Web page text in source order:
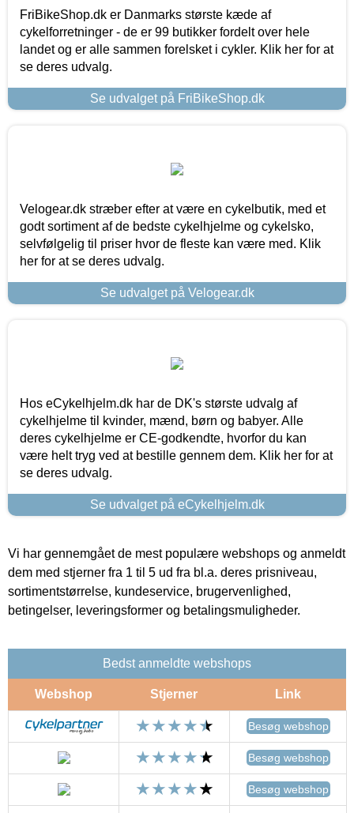
FriBikeShop.dk er Danmarks største kæde af
cykelforretninger - de er 99 butikker fordelt over hele
landet og er alle sammen forelsket i cykler. Klik her for at
se deres udvalg.
Se udvalget på FriBikeShop.dk
Velogear.dk stræber efter at være en cykelbutik, med et
godt sortiment af de bedste cykelhjelme og cykelsko,
selvfølgelig til priser hvor de fleste kan være med. Klik
her for at se deres udvalg.
Se udvalget på Velogear.dk
Hos eCykelhjelm.dk har de DK's største udvalg af
cykelhjelme til kvinder, mænd, børn og babyer. Alle
deres cykelhjelme er CE-godkendte, hvorfor du kan
være helt tryg ved at bestille gennem dem. Klik her for at
se deres udvalg.
Se udvalget på eCykelhjelm.dk
Vi har gennemgået de mest populære webshops og anmeldt
dem med stjerner fra 1 til 5 ud fra bl.a. deres prisniveau,
sortimentstørrelse, kundeservice, brugervenlighed,
betingelser, leveringsformer og betalingsmuligheder.
Bedst anmeldte webshops
Webshop Stjerner Link
Besøg webshop
Besøg webshop
Besøg webshop